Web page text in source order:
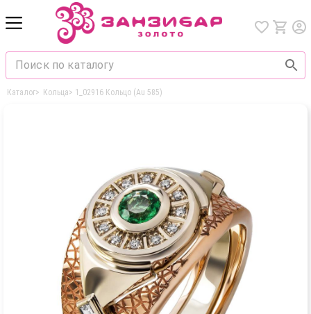
Каталог> Кольца> 1_02916 Кольцо (Au 585)